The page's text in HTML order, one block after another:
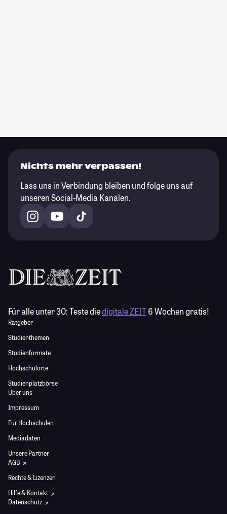
Nichts mehr verpassen!
Lass uns in Verbindung bleiben und folge uns auf
unseren Social-Media Kanälen.
Für alle unter 30:Teste diedigitale ZEIT6 Wochen gratis!
Ratgeber
Studienthemen
Studienformate
Hochschulorte
Studienplatzbörse
Über uns
Impressum
Für Hochschulen
Mediadaten
Unsere Partner
AGB
Rechte & Lizenzen
Hilfe & Kontakt
Datenschutz